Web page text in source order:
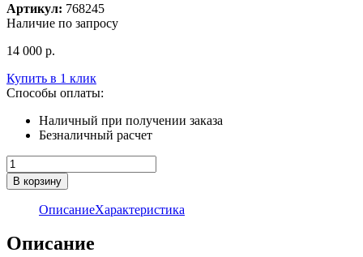
Артикул: 768245
Наличие по запросу
14 000 р.
Купить в 1 клик
Способы оплаты:
Наличный при получении заказа
Безналичный расчет
Количество
товара
Источник
бесперебойного
питания
линейно-
интерактивный
В корзину
ОписаниеХарактеристика
Описание